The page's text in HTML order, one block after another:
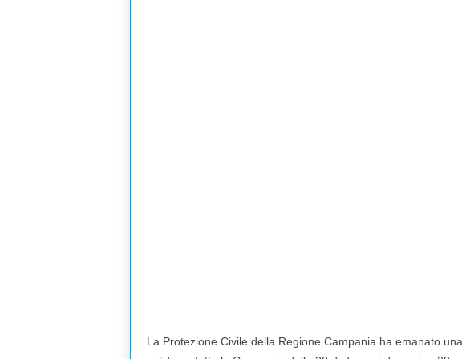
La Protezione Civile della Regione Campania ha emanato